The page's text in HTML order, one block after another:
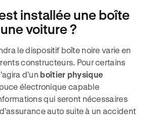
installée une boîte
voiture ?
le dispositif boîte noire varie en
constructeurs. Pour certains
d’unboîtier physique
électronique capable
qui seront nécessaires
auto suite à un accident